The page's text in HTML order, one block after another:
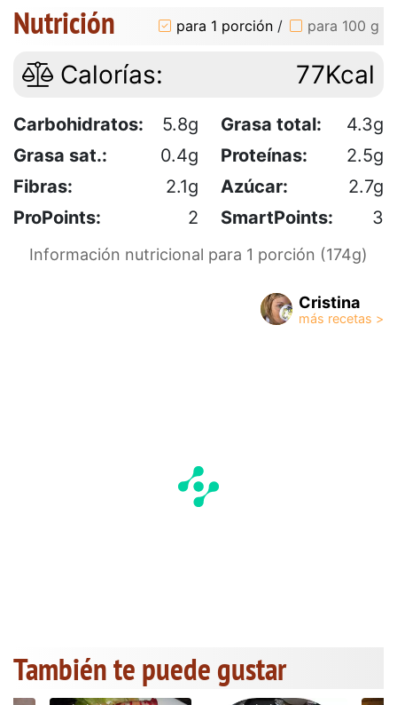
Nutrición para 1 porción / para 100 g
Calorías: 77Kcal
Carbohidratos: 5.8g Grasa total:
4.3g
Grasa sat.:
0.4g Proteínas:
2.5g
Fibras:
2.1g Azúcar:
2.7g
ProPoints:
2 SmartPoints: 3
Información nutricional para 1 porción (174g)
Cristina
También te puede gustar